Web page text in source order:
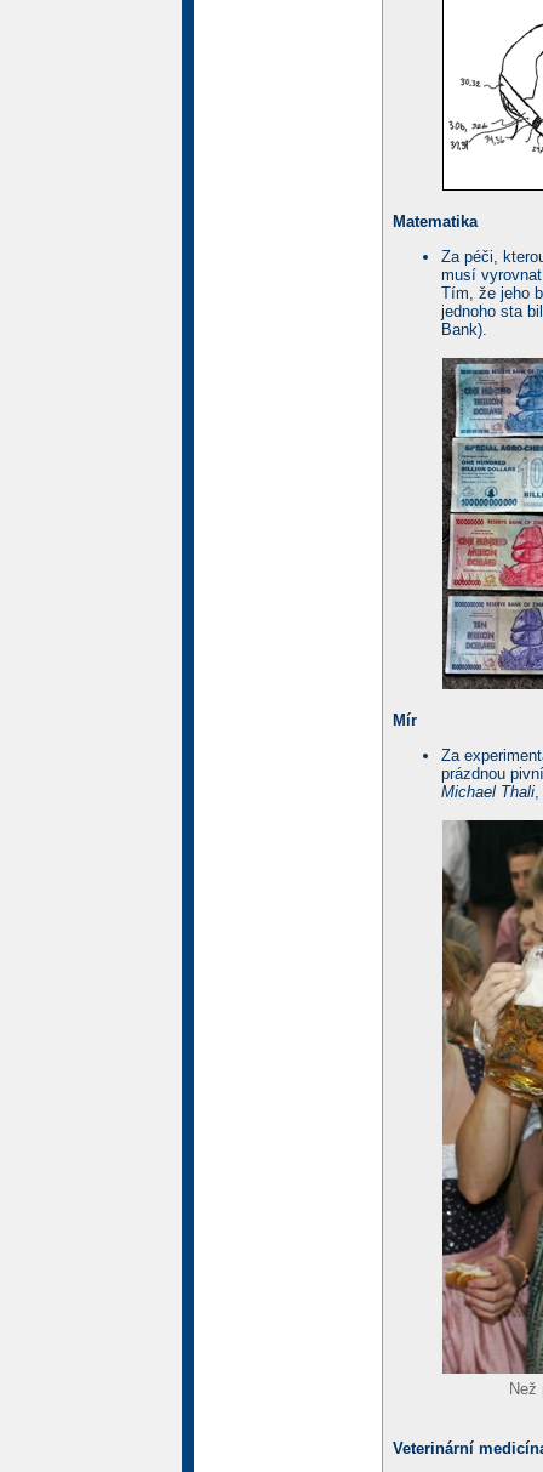
Matematika
Za péči,
musí
Tím, že jeho
jednoho sta
Bank).
Mír
Za
prázdnou
Michael Thali
Veterinární